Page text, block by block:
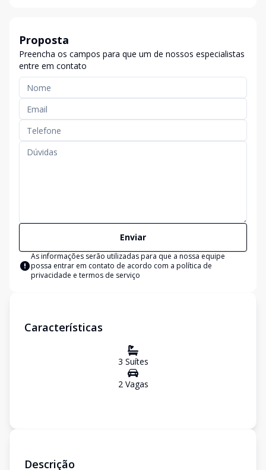
Proposta
Preencha os campos para que um de nossos especialistas
entre em contato
Enviar
As informações serão utilizadas para que a nossa equipe
possa entrar em contato de acordo com a política de
privacidade e termos de serviço
Características
3 Suítes
2Vagas
Descrição